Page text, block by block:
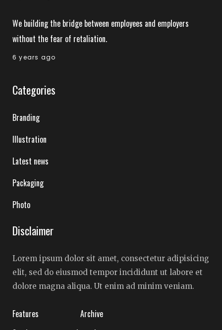
We building the bridge between employees and employers
without the fear of retaliation.
6 years ago
Categories
Branding
Illustration
Latest news
Packaging
Photo
Disclaimer
Lorem ipsum dolor sit amet, consectetur adipisicing
elit, sed do eiusmod tempor incididunt ut labore et
dolore magna aliqua. Ut enim ad minim veniam.
Features
Archive